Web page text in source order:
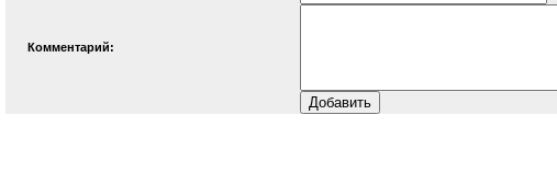
Комментарий: